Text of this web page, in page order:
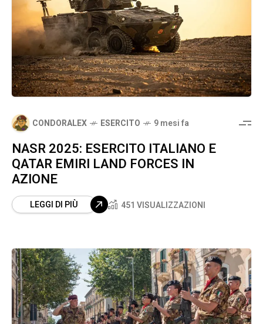
CONDORALEX ESERCITO 9 mesi fa
NASR 2025: ESERCITO ITALIANO E
QATAR EMIRI LAND FORCES IN
AZIONE
LEGGI DI PIÙ 451 VISUALIZZAZIONI